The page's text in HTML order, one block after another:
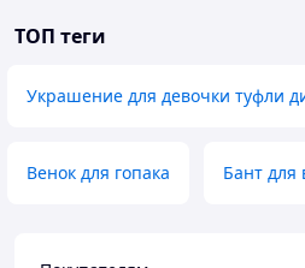
ТОП теги
Украшение для девочки туфли
Венок для гопака Бант для